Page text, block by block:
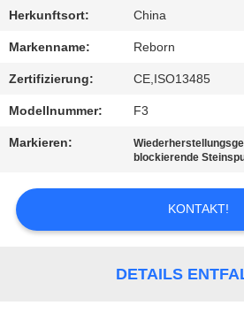
EIN
ZITAT
SITEMAP
PRIVACY
POLICY
Herkunftsort: China
Markenname: Reborn
Zertifizierung: CE,ISO13485
Modellnummer: F3
Markieren:
blockierende
KONTAKT!
DETAILS